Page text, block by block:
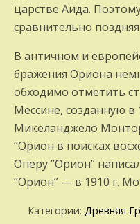
царстве Аида.
сравнительно поздняя
В античном и
бражения Ориона
обходимо отметить
Мессине, созданную в
Микеланджело
’’Орион в поисках
Оперу ’’Орион”
’’Орион” — в 1910 г.
Категории: Древняя